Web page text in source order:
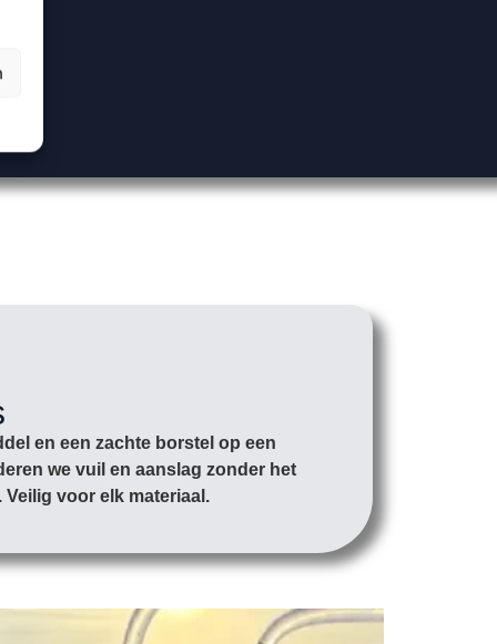
en een zachte borstel op een
we vuil en aanslag zonder het
voor elk materiaal.